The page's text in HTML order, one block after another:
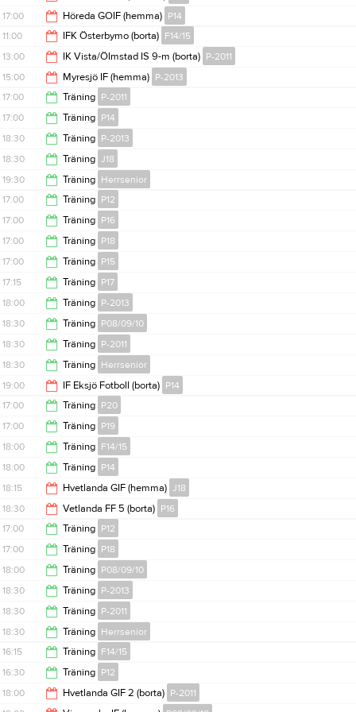
13:00
16:00
17:00 Höreda GOIF (hemma) P14
19:30
11:00 IFK Österbymo (borta) F14/15
13:00
13:00 IK Vista/Ölmstad IS 9-m (borta) P-2011
15:00
15:00 Myresjö IF (hemma) P-2013
17:00
17:00 Träning P-2011
18:30
17:00 Träning P14
18:30
18:30 Träning P-2013
20:00
18:30 Träning J18
20:00
19:30 Träning Herrsenior
21:00
17:00 Träning P12
18:30
17:00 Träning P16
18:30
17:00 Träning P18
18:30
17:00 Träning P15
18:30
17:15 Träning P17
18:30
18:00 Träning P-2013
19:00
18:30 Träning P08/09/10
20:00
18:30 Träning P-2011
20:00
18:30 Träning Herrsenior
20:00
19:00 IF Eksjö Fotboll (borta) P14
20:30
17:00 Träning P20
18:00
17:00 Träning P19
18:00
18:00 Träning F14/15
19:15
18:00 Träning P14
19:30
18:15 Hvetlanda GIF (hemma) J18
20:15
18:30 Vetlanda FF 5 (borta) P16
20:30
17:00 Träning P12
18:30
17:00 Träning P18
18:30
18:00 Träning P08/09/10
19:00
18:30 Träning P-2013
20:00
18:30 Träning P-2011
20:00
18:30 Träning Herrsenior
20:00
16:15 Träning F14/15
17:15
16:30 Träning P12
18:00 Hvetlanda GIF 2 (borta) P-2011